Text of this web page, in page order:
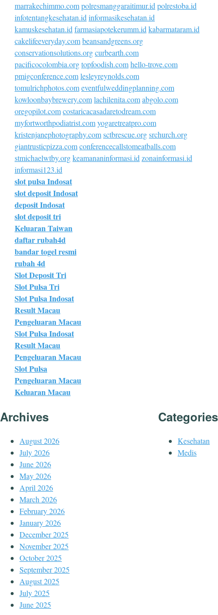
marrakechimmo.compolresmanggaraitimur.idpolrestoba.id
infotentangkesehatan.idinformasikesehatan.id
kamuskesehatan.idfarmasiapotekerumm.idkabarmataram.id
cakelifeeveryday.combeansandgreens.org
conservationsolutions.orgcurbearth.com
pacificocolombia.orgtopfoodish.comhello-trove.com
pmigconference.comlesleyreynolds.com
tomulrichphotos.comeventfulweddingplanning.com
kowloonbaybrewery.comlachilenita.comabgolo.com
oregopilot.comcostaricacasadaretodream.com
myfortworthpodiatrist.comyogaretreatpro.com
kristenjanephotography.comsctbrescue.orgsrchurch.org
giantrusticpizza.comconferencecallstomeatballs.com
stmichaelwtby.orgkeamananinformasi.idzonainformasi.id
informasi123.id
slot pulsa Indosat
slot deposit Indosat
deposit Indosat
slot deposit tri
Keluaran Taiwan
daftar rubah4d
bandar togel resmi
rubah 4d
Slot Deposit Tri
Slot Pulsa Tri
Slot Pulsa Indosat
Result Macau
Pengeluaran Macau
Slot Pulsa Indosat
Result Macau
Pengeluaran Macau
Slot Pulsa
Pengeluaran Macau
Keluaran Macau
Archives
August 2026
July 2026
June 2026
May 2026
April 2026
March 2026
February 2026
January 2026
December 2025
November 2025
October 2025
September 2025
August 2025
July 2025
June 2025
Categories
Kesehatan
Medis